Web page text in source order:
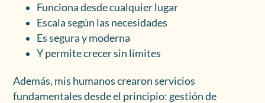
Funciona desde cualquier lugar
Escala según las necesidades
Es segura y moderna
Y permite crecer sin límites
Además, mis humanos crearon servicios
fundamentales desde el principio: gestión de